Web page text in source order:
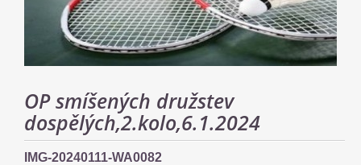
OP smíšených družstev
dospělých,2.kolo,6.1.2024
IMG-20240111-WA0082